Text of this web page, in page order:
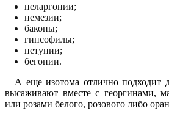
пеларгонии;
немезии;
бакопы;
гипсофилы;
петунии;
бегонии.
А еще изотома отлично подходит
высаживают вместе с георгинами,
или розами белого, розового либо